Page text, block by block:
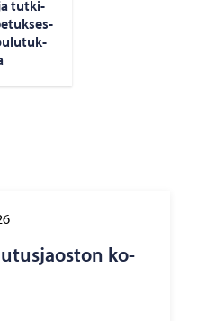
tut­ki­
ko­